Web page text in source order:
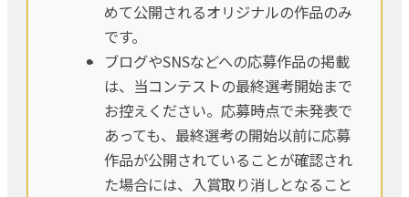
めて公開されるオリジナルの作品のみ
です。
ブログやSNSなどへの応募作品の掲載
は、当コンテストの最終選考開始まで
お控えください。応募時点で未発表で
あっても、最終選考の開始以前に応募
作品が公開されていることが確認され
た場合には、入賞取り消しとなること